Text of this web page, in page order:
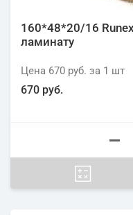
160*48*20/16
ламинату
Цена 670 руб. за 1 шт
670 руб.